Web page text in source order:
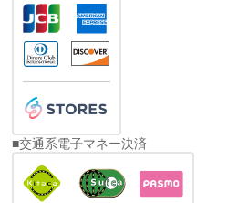
■交通系電子マネー決済